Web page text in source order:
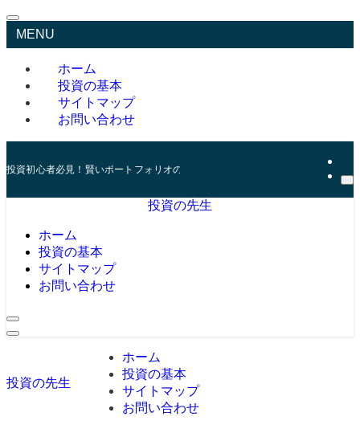
MENU
ホーム
投資の基本
サイトマップ
お問い合わせ
投資初心者必見！賢いポートフォリオの組み方とリスク管理の秘訣
投資の先生
ホーム
投資の基本
サイトマップ
お問い合わせ
投資の先生
ホーム
投資の基本
サイトマップ
お問い合わせ